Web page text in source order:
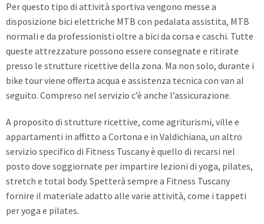
Per questo tipo di attività sportiva vengono messe a
disposizione bici elettriche MTB con pedalata assistita, MTB
normali e da professionisti oltre a bici da corsa e caschi. Tutte
queste attrezzature possono essere consegnate e ritirate
presso le strutture ricettive della zona. Ma non solo, durante i
bike tour viene offerta acqua e assistenza tecnica con van al
seguito. Compreso nel servizio c’è anche l’assicurazione.
A proposito di strutture ricettive, come agriturismi, ville e
appartamenti in affitto a Cortona e in Valdichiana, un altro
servizio specifico di Fitness Tuscany è quello di recarsi nel
posto dove soggiornate per impartire lezioni di yoga, pilates,
stretch e total body. Spetterà sempre a Fitness Tuscany
fornire il materiale adatto alle varie attività, come i tappeti
per yoga e pilates.